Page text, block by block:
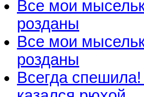
Все мои
розданы
Все мои
розданы
Всегда